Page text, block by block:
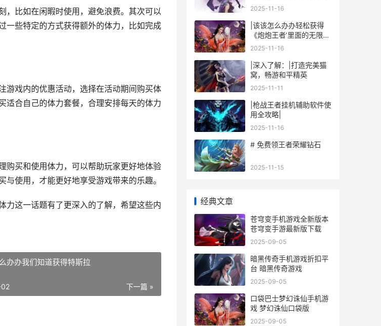
，比如在闲暇时使用，避免浪费。其次可以
一些特定的方式获得额外的体力，比如完成
游戏内的优惠活动，选择在活动期间购买体
适合自己的体力套餐，合理安排每天的体力
购买和使用体力，可以帮助玩家更好地体验
使用，才能更好地享受游戏带来的乐趣。
力这一话题有了更深入的了解，希望这些内
办办我们知道获得特斯拉
下一篇 »
2025-11-16
|该该怎么办办轻松获得
《炮炮王者’里面的无限金
币和星星|
2025-11-16
|深入了解：|打造完美猫
窝，畅游和平精英
2025-11-11
|枪战王者挂机辅助软件使
用全攻略|
2025-11-16
# 免费领王者荣耀钻石
2025-11-15
经典文章
苍穹变手机游戏全新版本
苍穹变手游最新版下载
2025-09-05
暗黑传奇手机游戏折扣平
台 暗黑传奇游戏
2025-09-05
口袋巴士梦幻诛仙手机游
戏 梦幻诛仙口袋版
2025-09-05